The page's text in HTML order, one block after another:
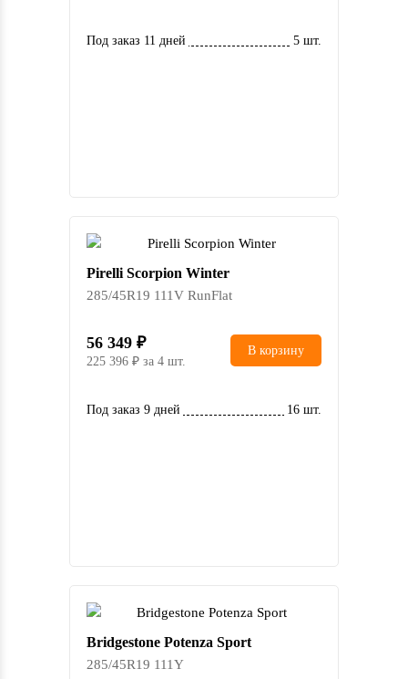
Под заказ 11 дней 5 шт.
Pirelli Scorpion Winter
285/45R19 111V RunFlat
56 349
225 396 за 4 шт.
В корзину
Под заказ 9 дней 16 шт.
Bridgestone Potenza Sport
285/45R19 111Y